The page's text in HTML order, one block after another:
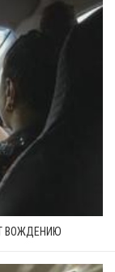
ВОЖДЕНИЮ